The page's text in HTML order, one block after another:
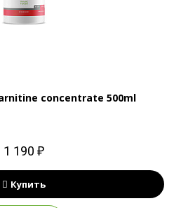
concentrate 500ml
1 190 ₽
Купить